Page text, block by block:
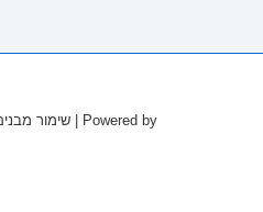
| Powered by